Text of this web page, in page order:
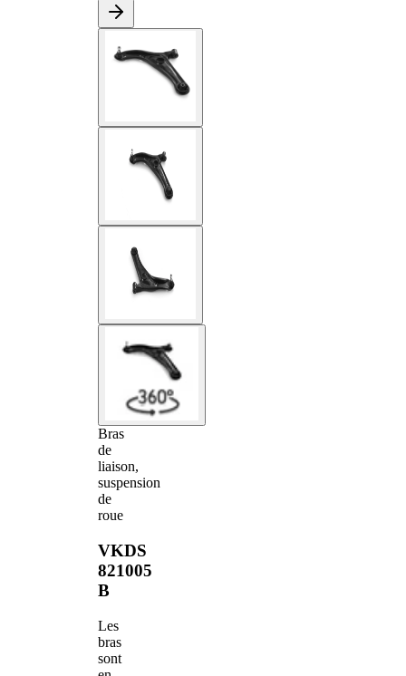
Bras
de
liaison,
suspension
de
roue
VKDS
821005
B
Les
bras
sont